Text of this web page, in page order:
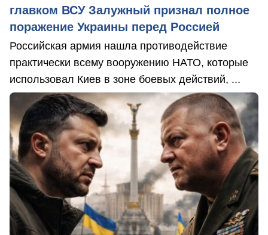
главком ВСУ Залужный признал полное
поражение Украины перед Россией
Российская армия нашла противодействие
практически всему вооружению НАТО, которые
использовал Киев в зоне боевых действий, ...